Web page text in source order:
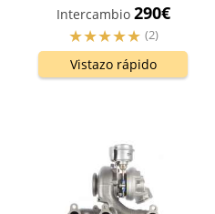
Intercambio 290€
(2)
Vistazo rápido